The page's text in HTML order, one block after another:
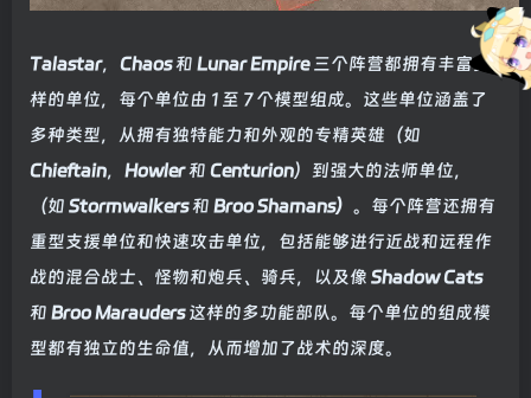
Talastar， Chaos和 Lunar Empire三个阵营都拥有丰富多
样的单位，每个单位由 1 至 7 个模型组成。这些单位涵盖了
多种类型，从拥有独特能力和外观的专精英雄（如
Chieftain， Howler和 Centurion）到强大的法师单位，
（如 Stormwalkers和 Broo Shamans） 。每个阵营还拥有
重型支援单位和快速攻击单位，包括能够进行近战和远程作
战的混合战士、怪物和炮兵、骑兵，以及像 Shadow Cats
和 Broo Marauders这样的多功能部队。每个单位的组成模
型都有独立的生命值，从而增加了战术的深度。